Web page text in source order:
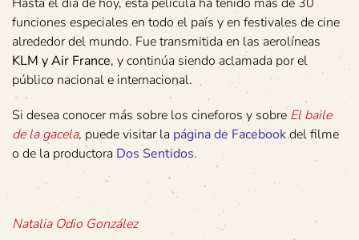
funciones especiales en todo el país y en festivales de cine
alrededor del mundo. Fue transmitida en las aerolíneas
KLM y Air France, y continúa siendo aclamada por el
público nacional e internacional.
Si desea conocer más sobre los cineforos y sobre El baile
de la gacela, puede visitar la página de Facebookdel filme
o de la productora Dos Sentidos.
Natalia Odio González